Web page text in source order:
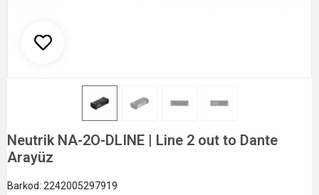
Neutrik NA-2O-DLINE | Line 2 out to Dante
Arayüz
Barkod: 2242005297919